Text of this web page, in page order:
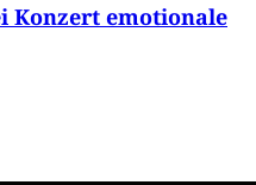
Konzert emotionale